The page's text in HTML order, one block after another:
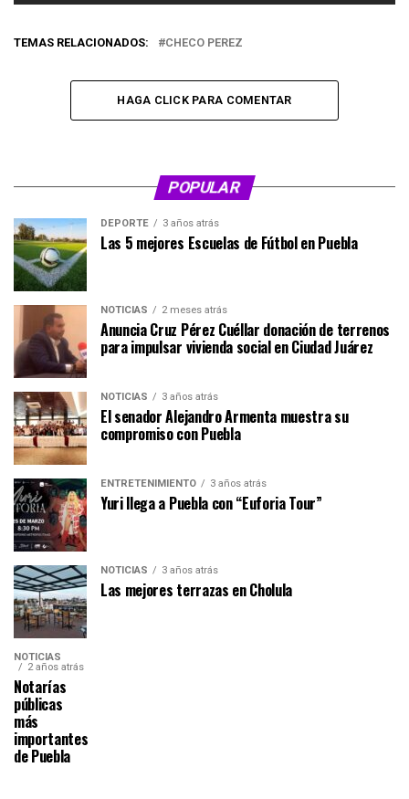
TEMAS RELACIONADOS: CHECO PEREZ
HAGA CLICK PARA COMENTAR
POPULAR
DEPORTE 3 años atrás
Las 5 mejores Escuelas de Fútbol en Puebla
NOTICIAS 2 meses atrás
Anuncia Cruz Pérez Cuéllar donación de terrenos
para impulsar vivienda social en Ciudad Juárez
NOTICIAS 3 años atrás
El senador Alejandro Armenta muestra su
compromiso con Puebla
ENTRETENIMIENTO 3 años atrás
Yuri llega a Puebla con “Euforia Tour”
NOTICIAS 3 años atrás
Las mejores terrazas en Cholula
NOTICIAS
2 años atrás
Notarías
públicas
más
importantes
de Puebla